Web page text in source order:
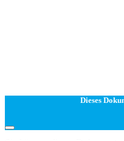
Dieses